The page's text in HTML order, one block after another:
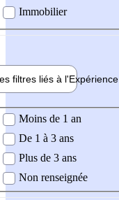
Immobilier
filtres liés à l'Expérience
demandée
Moins de 1 an
De 1 à 3 ans
Plus de 3 ans
Non renseignée